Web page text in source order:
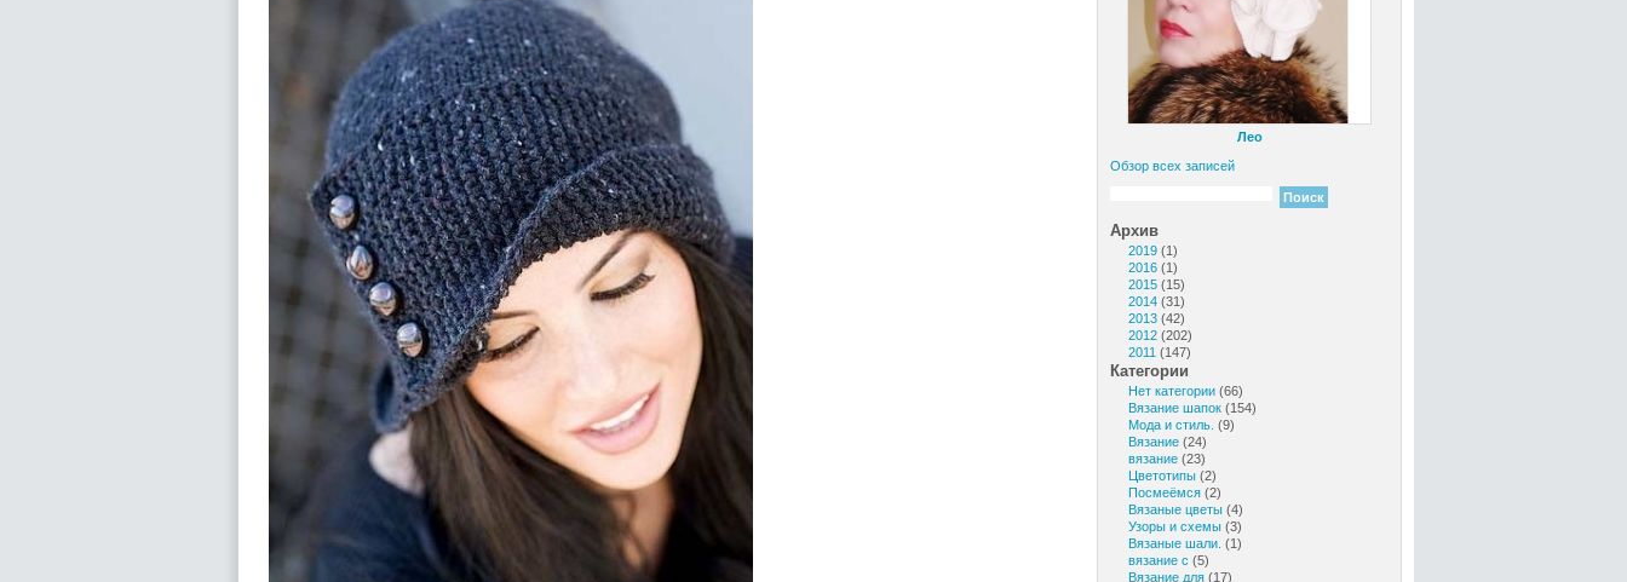
Лео
Обзор всех записей
Архив
2019 (1)
2016 (1)
2015 (15)
2014 (31)
2013 (42)
2012 (202)
2011 (147)
Категории
Нет категории (66)
Вязание шапок (154)
Мода и стиль. (9)
Вязание (24)
вязание (23)
Цветотипы (2)
Посмеёмся (2)
Вязаные цветы (4)
Узоры и схемы (3)
Вязаные шали. (1)
вязание с (5)
Вязание для (17)